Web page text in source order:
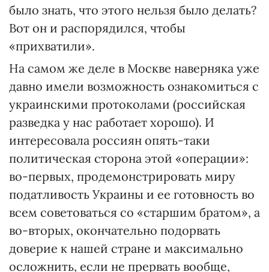
было знать, что этого нельзя было делать?
Вот он и распорядился, чтобы
«прихватили».
На самом же деле в Москве наверняка уже
давно имели возможность ознакомиться с
украинскими протоколами (российская
разведка у нас работает хорошо). И
интересовала россиян опять-таки
политическая сторона этой «операции»:
во-первых, продемонстрировать миру
податливость Украины и ее готовность во
всем советоваться со «старшим братом», а
во-вторых, окончательно подорвать
доверие к нашей стране и максимально
осложнить, если не прервать вообще,